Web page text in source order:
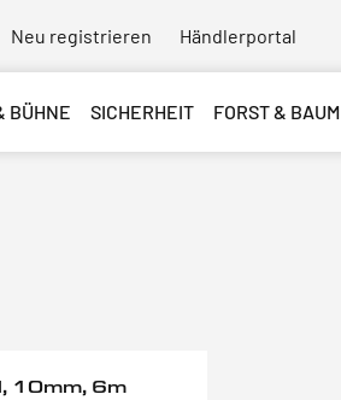
Neu registrieren Händlerportal
BÜHNE SICHERHEIT FORST & BAUM
10mm, 6m